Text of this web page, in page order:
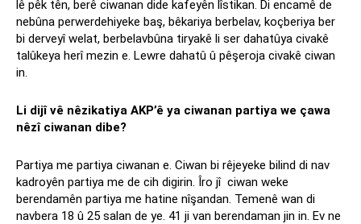
lê pêk tên, berê ciwanan dide kafeyên lîstikan. Di encamê de
nebûna perwerdehiyeke baş, bêkariya berbelav, koçberiya ber
bi derveyî welat, berbelavbûna tiryakê li ser dahatûya civakê
talûkeya herî mezin e. Lewre dahatû û pêşeroja civakê ciwan
in.
Li dijî vê nêzikatiya AKP’ê ya ciwanan partiya we çawa
nêzî ciwanan dibe?
Partiya me partiya ciwanan e. Ciwan bi rêjeyeke bilind di nav
kadroyên partiya me de cih digirin. Îro jî ciwan weke
berendamên partiya me hatine nîşandan. Temenê wan di
navbera 18 û 25 salan de ye. 41 ji van berendaman jin in. Ev ne